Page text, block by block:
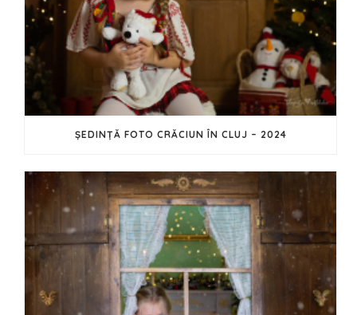
ȘEDINȚĂ FOTO CRĂCIUN ÎN CLUJ – 2024